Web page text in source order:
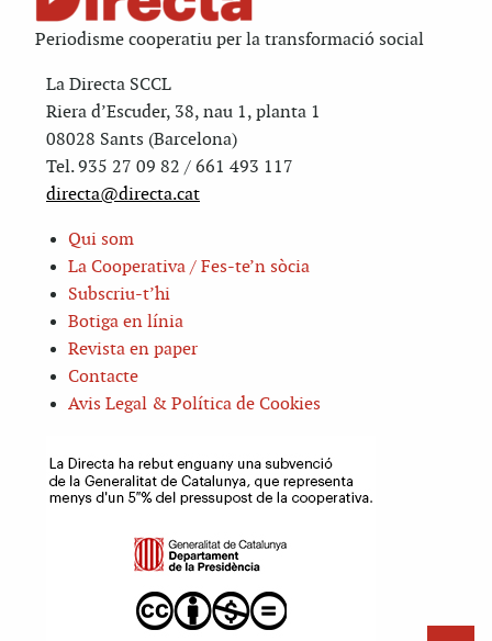
Periodisme cooperatiu per la transformació social
La Directa SCCL
Riera d’Escuder, 38, nau 1, planta 1
08028 Sants (Barcelona)
Tel. 935 27 09 82 / 661 493 117
directa@directa.cat
Qui som
La Cooperativa / Fes-te’n sòcia
Subscriu-t’hi
Botiga en línia
Revista en paper
Contacte
Avis Legal & Política de Cookies